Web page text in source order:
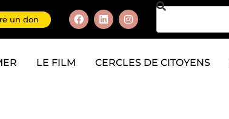
un don
LE FILM CERCLES DE CITOYENS